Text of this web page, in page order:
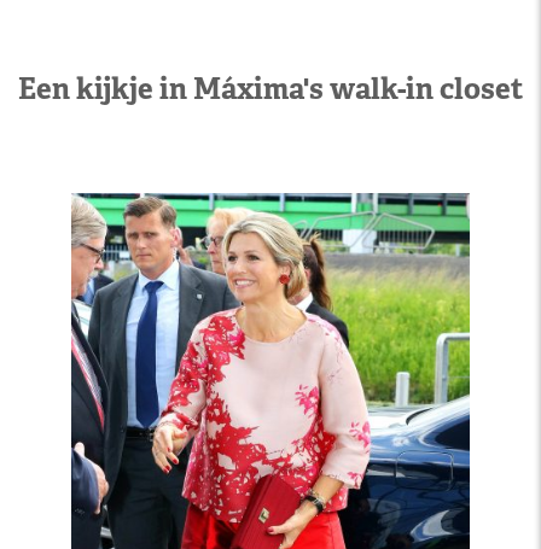
Een kijkje in Máxima's walk-in closet